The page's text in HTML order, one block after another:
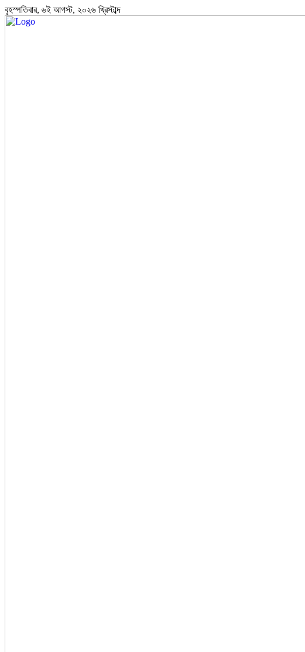
বৃহস্পতিবার, ৬ই আগস্ট, ২০২৬ খ্রিস্টাব্দ